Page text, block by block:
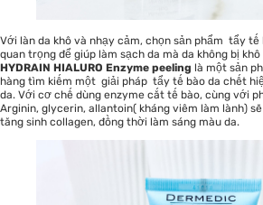
Với làn da khô và nhạy cảm, chọn sản phẩm tẩy
quan trọng để giúp làm sạch da mà da không bị
HYDRAIN HIALURO Enzyme peeling là một sản
hàng tìm kiếm một giải pháp tẩy tế bào da chết
da. Với cơ chế dùng enzyme cắt tế bào, cùng với
Arginin, glycerin, allantoin( kháng viêm làm lành)
tăng sinh collagen, đồng thời làm sáng màu da.